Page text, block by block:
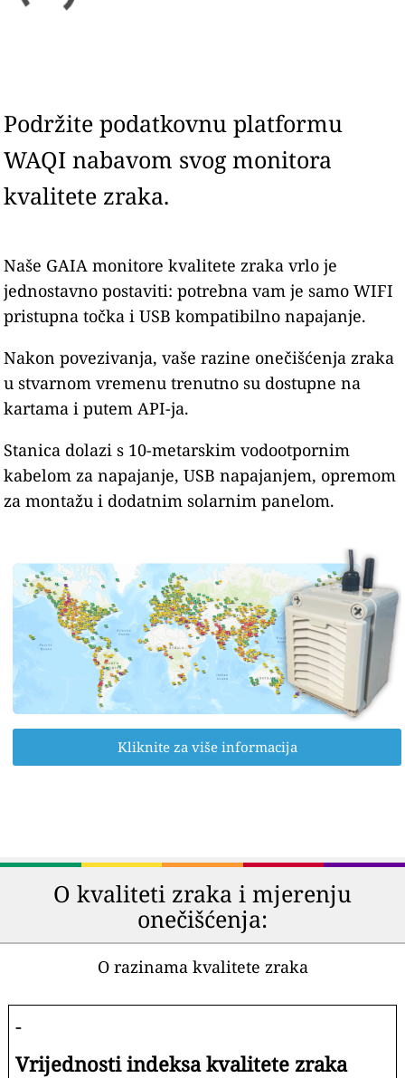
Podržite podatkovnu platformu
WAQI nabavom svog monitora
kvalitete zraka.
Naše GAIA monitore kvalitete zraka vrlo je
jednostavno postaviti: potrebna vam je samo WIFI
pristupna točka i USB kompatibilno napajanje.
Nakon povezivanja, vaše razine onečišćenja zraka
u stvarnom vremenu trenutno su dostupne na
kartama i putem API-ja.
Stanica dolazi s 10-metarskim vodootpornim
kabelom za napajanje, USB napajanjem, opremom
za montažu i dodatnim solarnim panelom.
Kliknite za više informacija
O kvaliteti zraka i mjerenju
onečišćenja:
O razinama kvalitete zraka
-
Vrijednosti indeksa kvalitete zraka